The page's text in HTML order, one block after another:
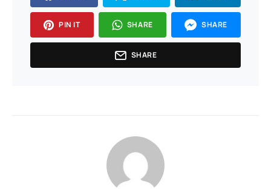
PIN IT SHARE SHARE
SHARE